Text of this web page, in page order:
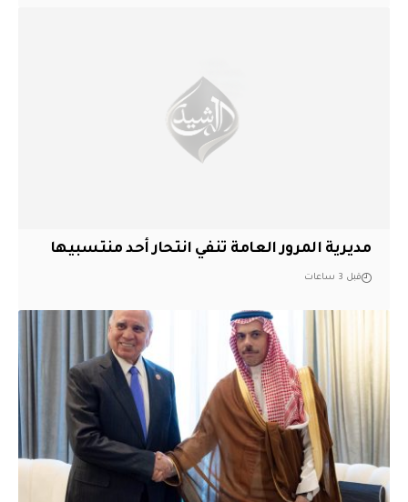
مديرية المرور العامة تنفي انتحار أحد منتسبيها
قبل 3 ساعات